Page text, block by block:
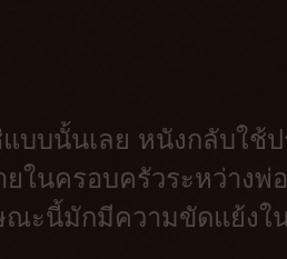
แบบนั้นเลย หนังกลับใช้
ในครอบครัวระหว่างพ่
ะนี้มักมีความขัดแย้งใ